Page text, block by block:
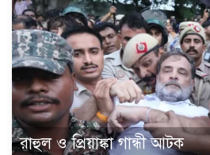
রাহুল ও প্রিয়াঙ্কা গান্ধী আটক